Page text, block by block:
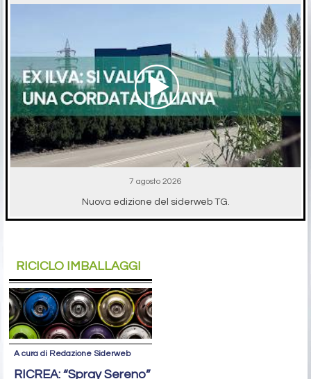
7 agosto 2026
Nuova edizione del siderweb TG.
RICICLO IMBALLAGGI
A cura di Redazione Siderweb
RICREA: “Spray Sereno”